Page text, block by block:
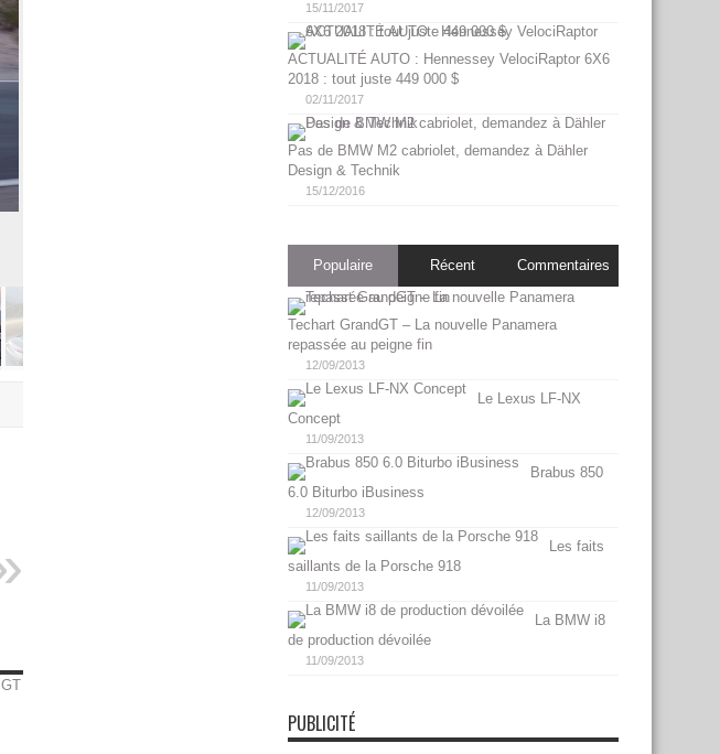
15/11/2017
ACTUALITÉ AUTO : Hennessey VelociRaptor 6X6
2018 : tout juste 449 000 $
02/11/2017
Pas de BMW M2 cabriolet, demandez à Dähler
Design & Technik
15/12/2016
Populaire Récent Commentaires
Techart GrandGT – La nouvelle Panamera
repassée au peigne fin
12/09/2013
Le Lexus LF-NX
Concept
11/09/2013
Brabus 850
6.0 Biturbo iBusiness
12/09/2013
Les faits
saillants de la Porsche 918
11/09/2013
La BMW i8
de production dévoilée
11/09/2013
PUBLICITÉ